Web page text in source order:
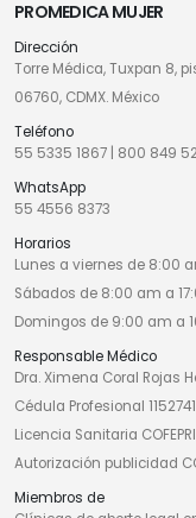
PROMEDICA MUJER
Dirección
Torre Médica, Tuxpan 8,
06760, CDMX. México
Teléfono
55 5335 1867
800 849
WhatsApp
55 4556 8373
Horarios
Lunes a viernes de 8:00
Sábados de 8:00 am a
Domingos de 9:00 am a
Responsable Médico
Dra. Ximena Coral Rojas
Cédula Profesional
Licencia Sanitaria
Autorización publicidad
Miembros de